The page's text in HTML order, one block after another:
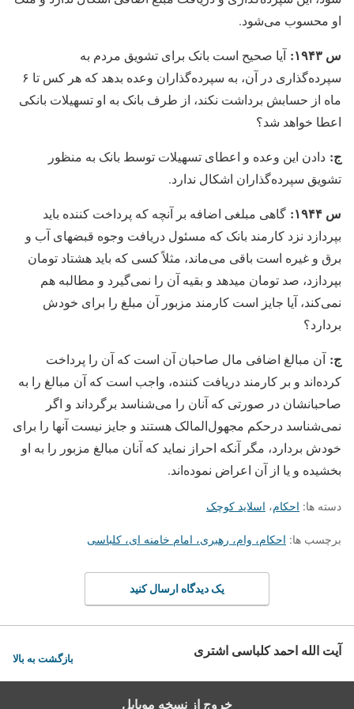
او محسوب می‏‌شود.
س ۱۹۴۳:
آیا صحیح است بانک برای تشویق مردم به
سپرده‌گذاری در آن، به سپرده‏‌گذاران وعده بدهد که هر کس تا ۶
ماه از حسابش برداشت نکند، از طرف بانک به او تسهیلات بانکی
اعطا خواهد شد؟
ج: دادن این وعده و اعطای تسهیلات توسط بانک به منظور
تشویق سپرده‏‌گذاران اشکال ندارد.
س ۱۹۴۴:
گاهی مبلغی اضافه بر آنچه که پرداخت کننده باید
بپردازد نزد کارمند بانک که مسئول دریافت وجوه قبضهای آب و
برق و غیره است باقی می‌ماند، مثلاً کسی که باید هشتاد تومان
بپردازد، صد تومان می‏دهد و بقیه آن را نمی‏‌گیرد و مطالبه هم
نمی‏‌کند، آیا جایز است کارمند مزبور آن مبلغ را برای خودش
بردارد؟
ج: آن مبالغ اضافی مال صاحبان آن است که آن را پرداخت
کرده‏‌اند و بر کارمند دریافت کننده، واجب است که آن مبالغ را به
صاحبانشان در صورتی که آنان را می‏‌شناسد برگرداند و اگر
نمی‏‌شناسد درحکم مجهول‏‌المالک هستند و جایز نیست آنها را برای
خودش بردارد، مگر آنکه احراز نماید که آنان مبالغ مزبور را به او
بخشیده و یا از آن اعراض نموده‏‌اند.
دسته ها: احکام، اسلاید کوچک
برچسب ها: احکام، وام، رهبری، امام خامنه ای، کلباسی
یک دیدگاه ارسال کنید
آیت الله احمد کلباسی اشتری بازگشت به بالا
خروج از نسخه موبایل